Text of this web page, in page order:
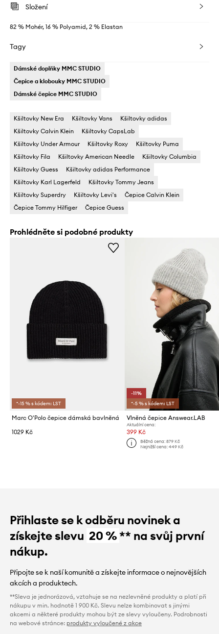
Složení
82 % Mohér, 16 % Polyamid, 2 % Elastan
Tagy
Dámské doplňky MMC STUDIO
Čepice a klobouky MMC STUDIO
Dámské čepice MMC STUDIO
Kšiltovky New Era Kšiltovky Vans
Kšiltovky adidas
Kšiltovky Calvin Klein
Kšiltovky CapsLab
Kšiltovky Under Armour
Kšiltovky Roxy
Kšiltovky Puma
Kšiltovky Fila
Kšiltovky American Needle
Kšiltovky Columbia
Kšiltovky Guess
Kšiltovky adidas Performance
Kšiltovky Karl Lagerfeld
Kšiltovky Tommy Jeans
Kšiltovky Superdry
Kšiltovky Levi's
Čepice Calvin Klein
Čepice Tommy Hilfiger
Čepice Guess
Prohlédněte si podobné produkty
*-15 % s kódem: LST
Marc O'Polo čepice dámská bavlněná
1029 Kč
-11%
*-5 % s kódem: LST
Vlněná čepice Answear.LAB
Aktuální cena:
399 Kč
Běžná cena: 879 Kč
Nejnižší cena: 449 Kč
Přihlaste se k odběru novinek a
získejte slevu 20 %** na svůj první
nákup.
Připojte se k naší komunitě a získejte informace o nejnovějších
akcích a produktech.
**Sleva je jednorázová, vztahuje se na nezlevněné produkty a platí při
nákupu v min. hodnotě 1 900 Kč. Slevu nelze kombinovat s jinými
akcemi a některé produkty mohou být ze slevy vyloučeny. Podrobnosti
na webové stránce: produkty vyloučené z akce